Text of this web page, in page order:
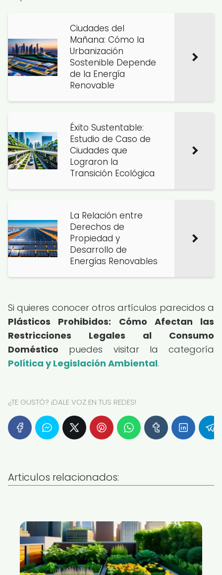
Ciudades del
Mañana: Cómo la
Urbanización
Sostenible Depende
de la Energía
Renovable
Éxito Sustentable:
Estudio de Caso de
Ciudades que
Lograron la
Transición Ecológica
La Relación entre
Derechos de
Propiedad y
Desarrollo de
Energías Renovables
Si quieres conocer otros artículos parecidos a
Plásticos Prohibidos: Cómo Afectan las
Restricciones Legales al Consumo
Doméstico puedes visitar la categoría
Política y Legislación Ambiental.
¿TE GUSTÓ? ¡DALE VOZ EN TUS REDES!
Articulos relacionados: